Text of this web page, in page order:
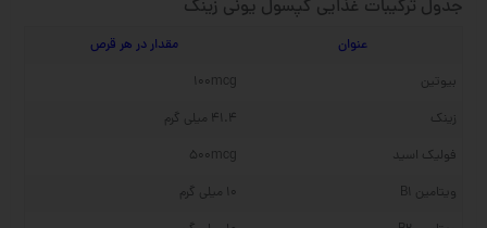
جدول ترکیبات غذایی کپسول یونی زینک
عنوان
مقدار در هر قرص
بیوتین
100mcg
زینک
41.4 میلی گرم
فولیک اسید
500mcg
ویتامین B1
10 میلی گرم